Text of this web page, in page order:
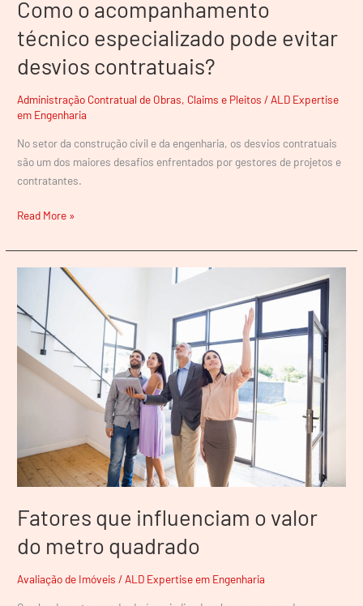
Como o acompanhamento
técnico especializado pode evitar
desvios contratuais?
Administração Contratual de Obras, Claims e Pleitos / ALD Expertise
em Engenharia
No setor da construção civil e da engenharia, os desvios contratuais
são um dos maiores desafios enfrentados por gestores de projetos e
contratantes.
Read More »
Fatores que influenciam o valor
do metro quadrado
Avaliação de Imóveis / ALD Expertise em Engenharia
Fatores
influenciam
valor
do